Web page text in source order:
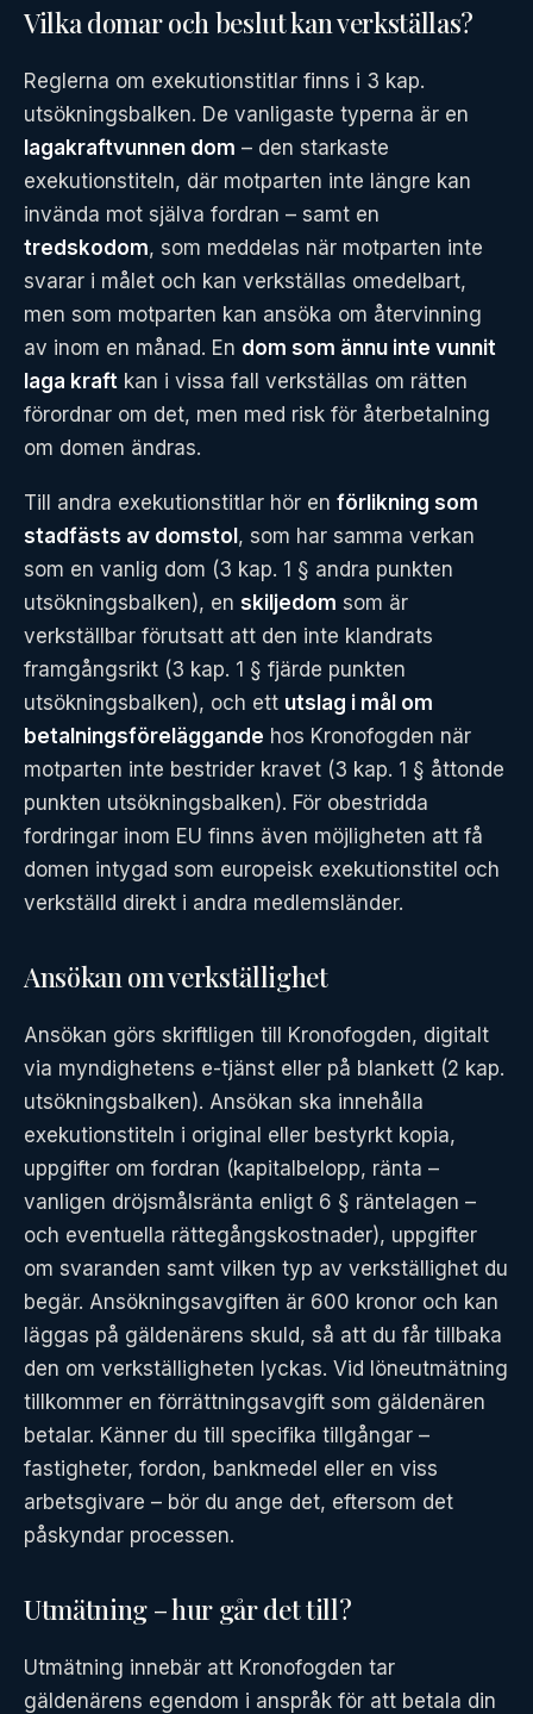
Vilka domar och beslut kan verkställas?
Reglerna om exekutionstitlar finns i 3 kap.
utsökningsbalken. De vanligaste typerna är en
lagakraftvunnen dom – den starkaste
exekutionstiteln, där motparten inte längre kan
invända mot själva fordran – samt en
tredskodom, som meddelas när motparten inte
svarar i målet och kan verkställas omedelbart,
men som motparten kan ansöka om återvinning
av inom en månad. En dom som ännu inte vunnit
laga kraft kan i vissa fall verkställas om rätten
förordnar om det, men med risk för återbetalning
om domen ändras.
Till andra exekutionstitlar hör en förlikning som
stadfästs av domstol , som har samma verkan
som en vanlig dom (3 kap. 1 § andra punkten
utsökningsbalken), en skiljedom som är
verkställbar förutsatt att den inte klandrats
framgångsrikt (3 kap. 1 § fjärde punkten
utsökningsbalken), och ett utslag i mål om
betalningsföreläggande hos Kronofogden när
motparten inte bestrider kravet (3 kap. 1 § åttonde
punkten utsökningsbalken). För obestridda
fordringar inom EU finns även möjligheten att få
domen intygad som europeisk exekutionstitel och
verkställd direkt i andra medlemsländer.
Ansökan om verkställighet
Ansökan görs skriftligen till Kronofogden, digitalt
via myndighetens e-tjänst eller på blankett (2 kap.
utsökningsbalken). Ansökan ska innehålla
exekutionstiteln i original eller bestyrkt kopia,
uppgifter om fordran (kapitalbelopp, ränta –
vanligen dröjsmålsränta enligt 6 § räntelagen –
och eventuella rättegångskostnader), uppgifter
om svaranden samt vilken typ av verkställighet du
begär. Ansökningsavgiften är 600 kronor och kan
läggas på gäldenärens skuld, så att du får tillbaka
den om verkställigheten lyckas. Vid löneutmätning
tillkommer en förrättningsavgift som gäldenären
betalar. Känner du till specifika tillgångar –
fastigheter, fordon, bankmedel eller en viss
arbetsgivare – bör du ange det, eftersom det
påskyndar processen.
Utmätning – hur går det till?
Utmätning innebär att Kronofogden tar
gäldenärens egendom i anspråk för att betala din